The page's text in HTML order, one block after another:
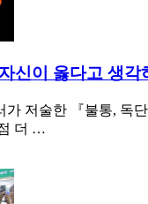
신이 옳다고 생각
가 저술한 『불통, 독
더 …